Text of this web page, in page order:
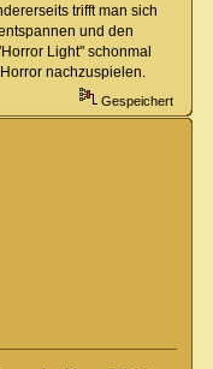
trifft man sich
und den
Light" schonmal
nachzuspielen.
Gespeichert